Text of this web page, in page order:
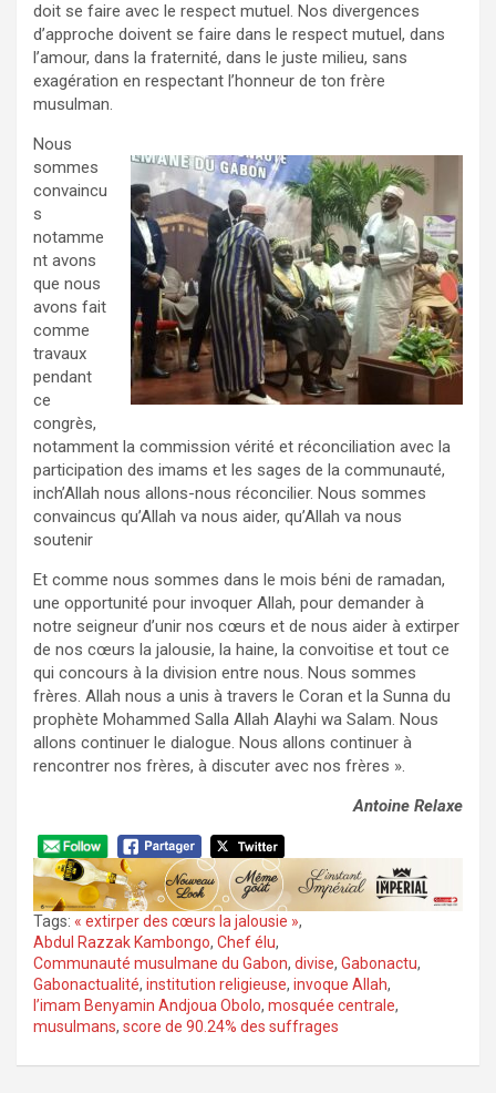
doit se faire avec le respect mutuel. Nos divergences
d’approche doivent se faire dans le respect mutuel, dans
l’amour, dans la fraternité, dans le juste milieu, sans
exagération en respectant l’honneur de ton frère
musulman.
Nous
sommes
convaincu
s
notamme
nt avons
que nous
avons fait
comme
travaux
pendant
ce
congrès,
notamment la commission vérité et réconciliation avec la
participation des imams et les sages de la communauté,
inch’Allah nous allons-nous réconcilier. Nous sommes
convaincus qu’Allah va nous aider, qu’Allah va nous
soutenir
Et comme nous sommes dans le mois béni de ramadan,
une opportunité pour invoquer Allah, pour demander à
notre seigneur d’unir nos cœurs et de nous aider à extirper
de nos cœurs la jalousie, la haine, la convoitise et tout ce
qui concours à la division entre nous. Nous sommes
frères. Allah nous a unis à travers le Coran et la Sunna du
prophète Mohammed Salla Allah Alayhi wa Salam. Nous
allons continuer le dialogue. Nous allons continuer à
rencontrer nos frères, à discuter avec nos frères ».
Antoine Relaxe
Tags: « extirper des cœurs la jalousie »,
Abdul Razzak Kambongo, Chef élu,
Communauté musulmane du Gabon, divise, Gabonactu,
Gabonactualité, institution religieuse, invoque Allah,
l’imam Benyamin Andjoua Obolo, mosquée centrale,
musulmans, score de 90.24% des suffrages